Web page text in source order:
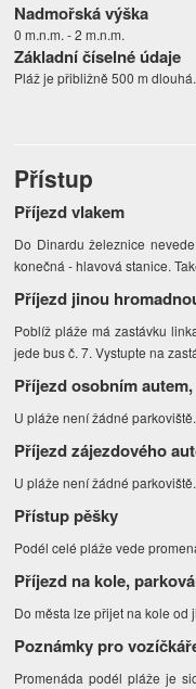
Nadmořská výška
0 m.n.m. - 2 m.n.m.
Základní číselné údaje
Pláž je přibližně 500 m dlouhá.
Přístup
Příjezd vlakem
Do Dinardu železnice
konečná - hlavová stanice.
Příjezd jinou
Poblíž pláže má zastávku
jede bus č. 7. Vystupte na
Příjezd osobním
U pláže není žádné
Příjezd zájezdového
U pláže není žádné
Přístup pěšky
Podél celé pláže vede
Příjezd na kole,
Do města lze přijet na kole
Poznámky pro
Promenáda podél pláže je